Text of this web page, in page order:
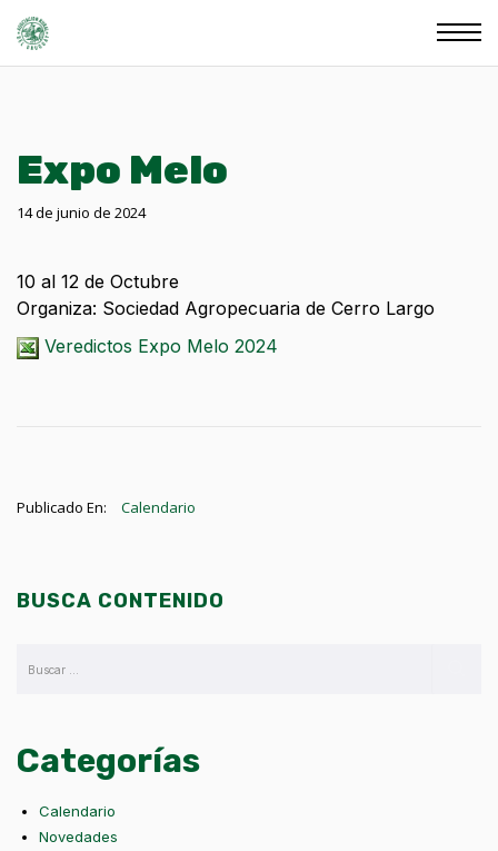
Expo Melo
14 de junio de 2024
10 al 12 de Octubre
Organiza: Sociedad Agropecuaria de Cerro Largo
Veredictos Expo Melo 2024
Publicado En: Calendario
BUSCA CONTENIDO
Categorías
Calendario
Novedades